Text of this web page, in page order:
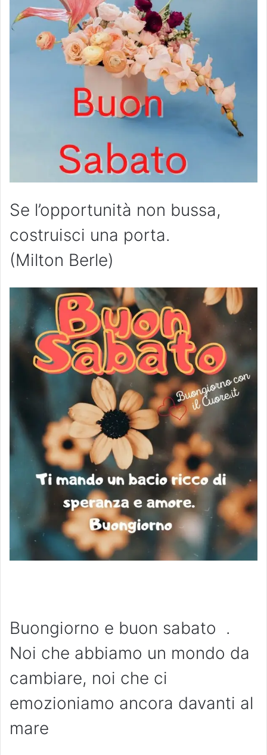
Se l’opportunità non bussa,
costruisci una porta.
(Milton Berle)
Buongiorno e buon sabato .
Noi che abbiamo un mondo da
cambiare, noi che ci
emozioniamo ancora davanti al
mare